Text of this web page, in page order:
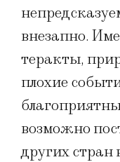
внезапно.
теракты,
плохие
возможно
других стран